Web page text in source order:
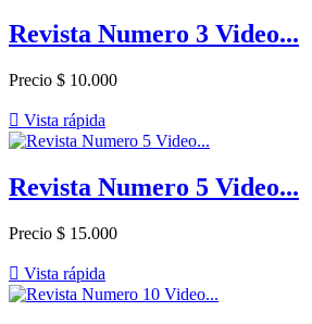
Revista Numero 3 Video...
Precio $ 10.000
 Vista rápida
Revista Numero 5 Video...
Precio $ 15.000
 Vista rápida